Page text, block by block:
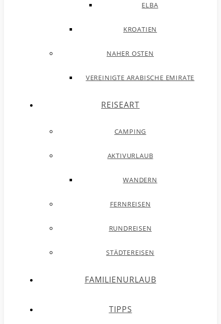
ELBA
KROATIEN
NAHER OSTEN
VEREINIGTE ARABISCHE EMIRATE
REISEART
CAMPING
AKTIVURLAUB
WANDERN
FERNREISEN
RUNDREISEN
STÄDTEREISEN
FAMILIENURLAUB
TIPPS